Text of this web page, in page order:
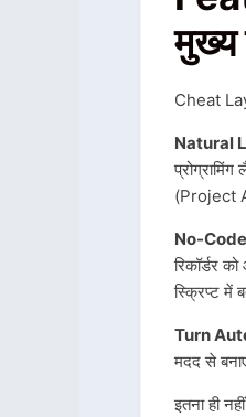
मुख्य
Cheat
Natural
(Project
No-
रिकॉर्डर
स्क्रिप्ट में
Turn
मदद से
इतना ही